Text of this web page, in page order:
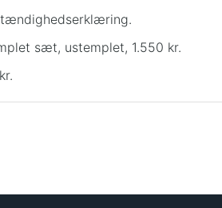
sæt, ustemplet, 1.550 kr.